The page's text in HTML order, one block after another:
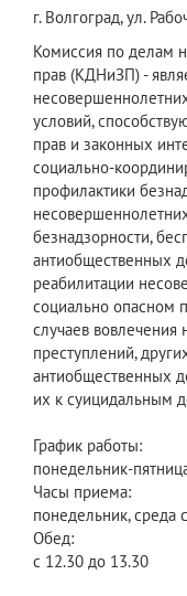
г. Волгоград, ул.
Комиссия по делам
прав (КДНиЗП) -
условий,
прав и законных
социально-
профилактики
безнадзорности,
антиобщественных
реабилитации
социально опасном
случаев
преступлений,
антиобщественных
их к суицидальным
График работы:
понедельник-
Часы приема:
понедельник, среда
Обед:
с 12.30 до 13.30